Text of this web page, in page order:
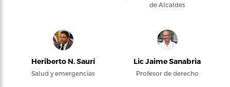
de Alcaldes
Heriberto N. Saurí
Salud y emergencias
Lic Jaime Sanabria
Profesor de derecho